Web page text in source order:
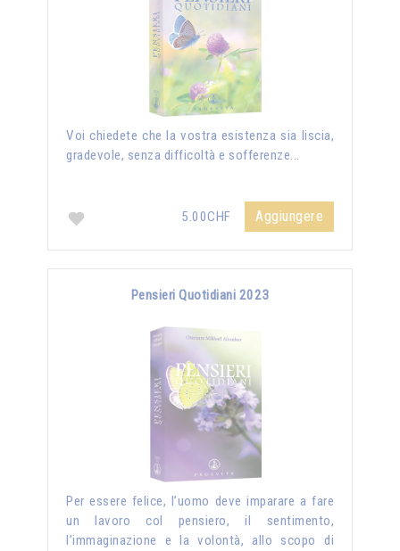
Voi chiedete che la vostra esistenza sia liscia,
gradevole, senza difficoltà e sofferenze...
5.00CHF Aggiungere
Pensieri Quotidiani 2023
Per essere felice, l’uomo deve imparare a fare
un lavoro col pensiero, il sentimento,
l’immaginazione e la volontà, allo scopo di